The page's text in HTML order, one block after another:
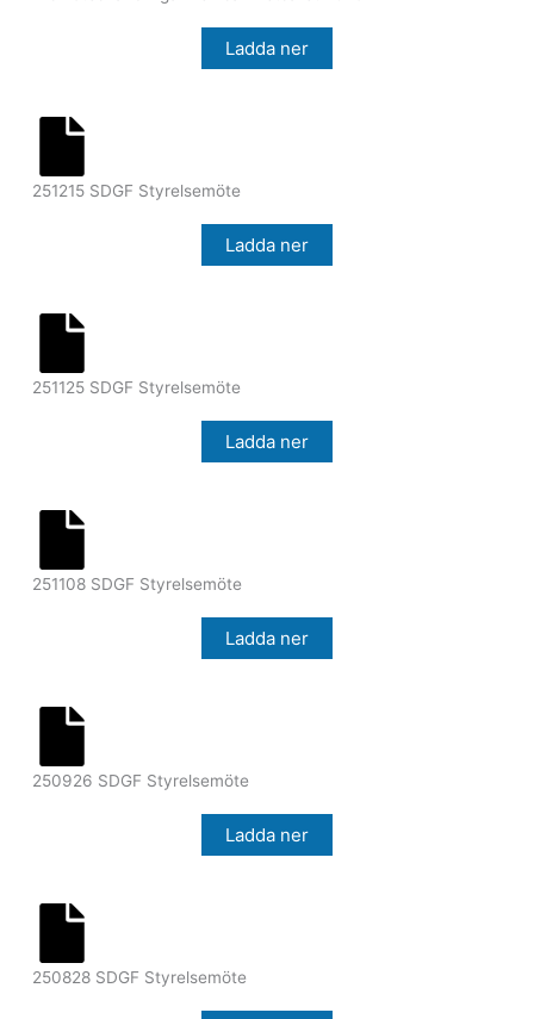
Ladda ner
251215 SDGF Styrelsemöte
Ladda ner
251125 SDGF Styrelsemöte
Ladda ner
251108 SDGF Styrelsemöte
Ladda ner
250926 SDGF Styrelsemöte
Ladda ner
250828 SDGF Styrelsemöte